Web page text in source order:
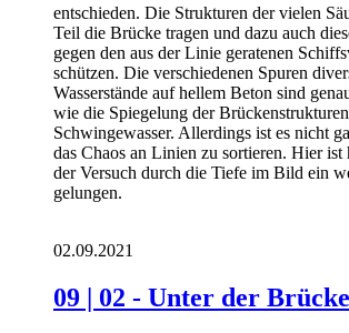
entschieden. Die Strukturen der vielen
Teil die Brücke tragen und dazu auch
gegen den aus der Linie geratenen
schützen. Die verschiedenen Spuren
Wasserstände auf hellem Beton sind
wie die Spiegelung der
Schwingewasser. Allerdings ist es nicht
das Chaos an Linien zu sortieren. Hier ist
der Versuch durch die Tiefe im Bild ein
gelungen.
02.09.2021
09 | 02 - Unter der Brücke